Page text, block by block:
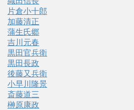
片倉小十郎
加藤清正
蒲生氏郷
吉川元春
黒田官兵衛
黒田長政
後藤又兵衛
小早川隆景
斎藤道三
榊原康政